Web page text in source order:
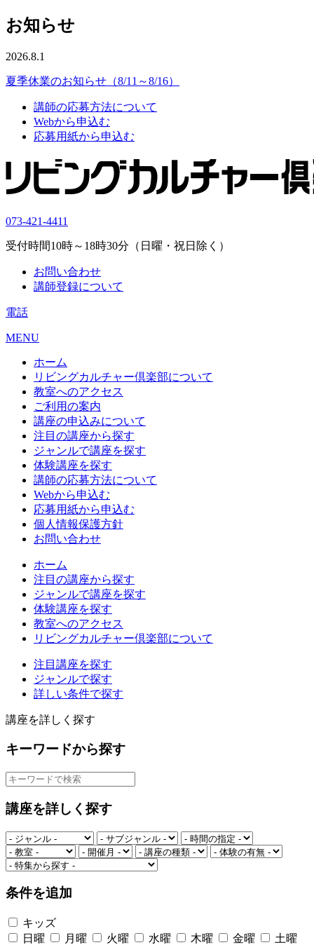
お知らせ
2026.8.1
夏季休業のお知らせ（8/11～8/16）
講師の応募方法について
Webから申込む
応募用紙から申込む
073-421-4411
受付時間10時～18時30分（日曜・祝日除く）
お問い合わせ
講師登録について
電話
MENU
ホーム
リビングカルチャー倶楽部について
教室へのアクセス
ご利用の案内
講座の申込みについて
注目の講座から探す
ジャンルで講座を探す
体験講座を探す
講師の応募方法について
Webから申込む
応募用紙から申込む
個人情報保護方針
お問い合わせ
ホーム
注目の講座から探す
ジャンルで講座を探す
体験講座を探す
教室へのアクセス
リビングカルチャー倶楽部について
注目講座を探す
ジャンルで探す
詳しい条件で探す
講座を詳しく探す
キーワードから探す
講座を詳しく探す
条件を追加
キッズ
日曜
月曜 火曜 水曜 木曜 金曜 土曜